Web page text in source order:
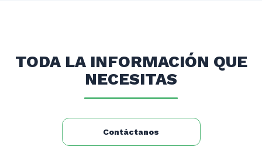
Peso neto (Kg):
Peso bruto (Kg):
TODA LA INFORMACIÓN QUE
NECESITAS
Contáctanos